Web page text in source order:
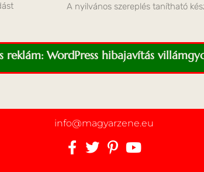
A nyilvános szereplés tanítható
reklám: WordPress hibajavítás
info@magyarzene.eu